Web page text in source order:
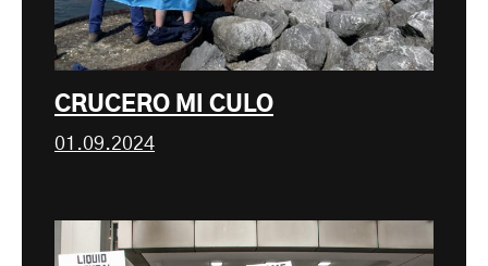
CRUCERO MI CULO
01.09.2024